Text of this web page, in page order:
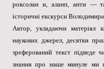
роксолан и, аланп, анти —
історичні екскурси
Автор, укладаючи матеріял
наукових джерел, десятки
зреферований текст підведе
знання про наше минуле ми